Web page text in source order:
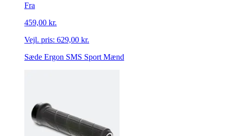
Fra
459,00 kr.
Vejl. pris: 629,00 kr.
Sæde Ergon SMS Sport Mænd